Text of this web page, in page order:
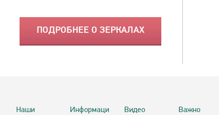
ПОДРОБНЕЕ О ЗЕРКАЛАХ
Наши
Информаци
Видео
Важно